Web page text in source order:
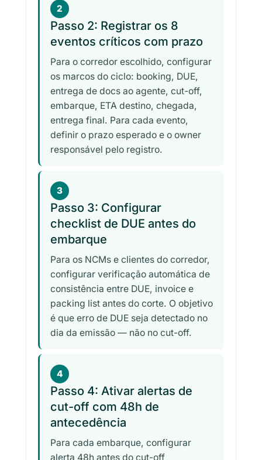
2
Passo 2: Registrar os 8
eventos críticos com prazo
Para o corredor escolhido, configurar
os marcos do ciclo: booking, DUE,
entrega de docs ao agente, cut-off,
embarque, ETA destino, chegada,
entrega final. Para cada evento,
definir o prazo esperado e o owner
responsável pelo registro.
3
Passo 3: Configurar
checklist de DUE antes do
embarque
Para os NCMs e clientes do corredor,
configurar verificação automática de
consistência entre DUE, invoice e
packing list antes do corte. O objetivo
é que erro de DUE seja detectado no
dia da emissão — não no cut-off.
4
Passo 4: Ativar alertas de
cut-off com 48h de
antecedência
Para cada embarque, configurar
alerta 48h antes do cut-off